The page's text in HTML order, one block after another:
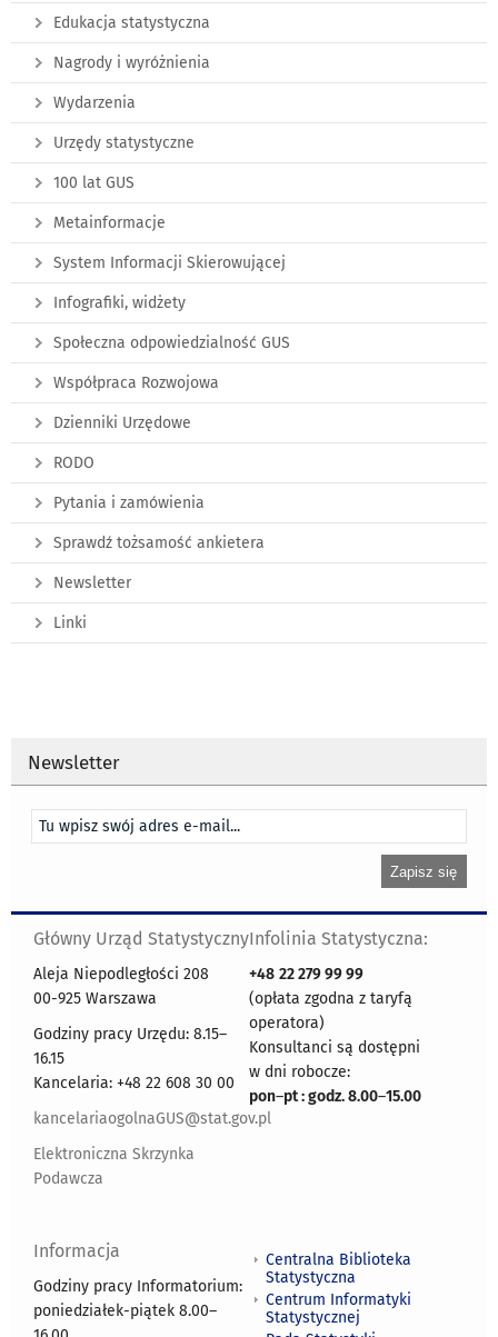
Edukacja statystyczna
Nagrody i wyróżnienia
Wydarzenia
Urzędy statystyczne
100 lat GUS
Metainformacje
System Informacji Skierowującej
Infografiki, widżety
Społeczna odpowiedzialność GUS
Współpraca Rozwojowa
Dzienniki Urzędowe
RODO
Pytania i zamówienia
Sprawdź tożsamość ankietera
Newsletter
Linki
Newsletter
Główny Urząd Statystyczny
Aleja Niepodległości 208
00-925 Warszawa
Godziny pracy Urzędu: 8.15–
16.15
Kancelaria: +48 22 608 30 00
kancelariaogolnaGUS@stat.gov.pl
Elektroniczna Skrzynka
Podawcza
Infolinia Statystyczna:
+48 22 279 99 99
(opłata zgodna z taryfą
operatora)
Konsultanci są dostępni
w dni robocze:
pon–pt : godz. 8.00–15.00
Informacja
Godziny pracy Informatorium:
poniedziałek-piątek 8.00–
Centralna Biblioteka
Statystyczna
Centrum Informatyki
Statystycznej